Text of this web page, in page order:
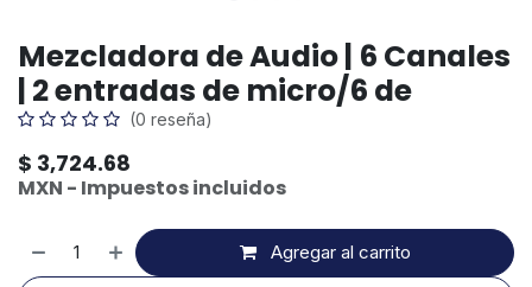
Mezcladora de Audio | 6 Canales
| 2 entradas de micro/6 de
(0 reseña)
$ 3,724.68
MXN - Impuestos incluidos
Agregar al carrito